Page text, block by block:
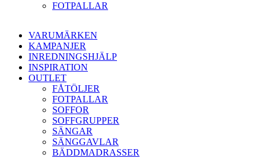
FOTPALLAR
VARUMÄRKEN
KAMPANJER
INREDNINGSHJÄLP
INSPIRATION
OUTLET
FÅTÖLJER
FOTPALLAR
SOFFOR
SOFFGRUPPER
SÄNGAR
SÄNGGAVLAR
BÄDDMADRASSER